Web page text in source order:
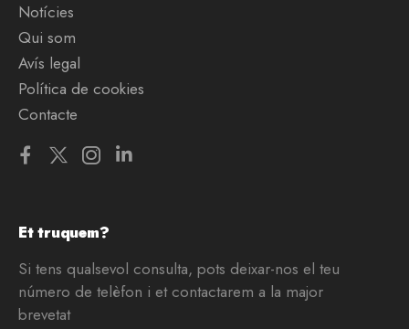
Notícies
Qui som
Avís legal
Política de cookies
Contacte
Et truquem?
Si tens qualsevol consulta, pots deixar-nos el teu
número de telèfon i et contactarem a la major
brevetat